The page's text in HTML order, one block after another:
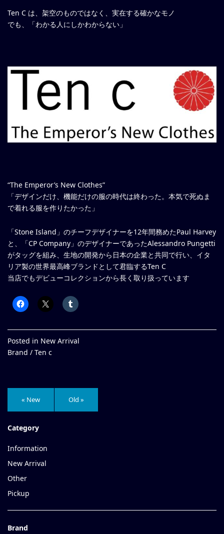
Ten C は、架空のものではなく、実在する確かなモノ
でも、「わかる人にしかわからない」
“The Emperor’s New Clothes”
「デザインだけ、機能だけの服の時代は終わった。本気で死ぬま
で着れる服を作りたかった」
「Stone Island」のチーフデザイナーを12年間務めたPaul Harvey
と、「CP Company」のデザイナーであったAlessandro Pungetti
がタッグを組み、生地の開発から日本の企業と共同で行い、イタ
リア製の世界最高峰ブランドとして君臨するTen C
当店でもデビューコレクションから長く取り扱っています
Posted in New Arrival
Brand / Ten c
« New Old »
Category
Information
New Arrival
Other
Pickup
Brand